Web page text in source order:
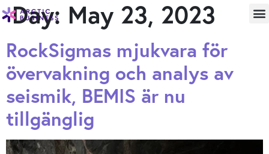
Day: May 23, 2023
RockSigmas mjukvara för
övervakning och analys av
seismik, BEMIS är nu
tillgänglig